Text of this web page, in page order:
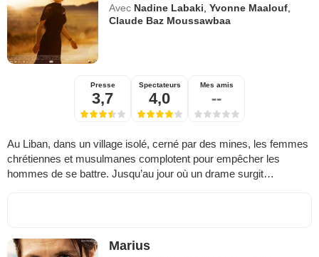
Avec Nadine Labaki,Yvonne Maalouf,
Claude Baz Moussawbaa
Presse
3,7
Spectateurs
4,0
Mes amis
--
Au Liban, dans un village isolé, cerné par des mines, les femmes
chrétiennes et musulmanes complotent pour empêcher les
hommes de se battre. Jusqu’au jour où un drame surgit…
Marius